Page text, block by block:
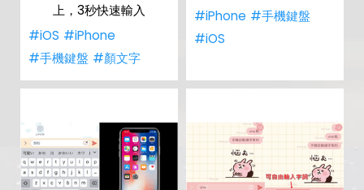
上，3秒快速輸入
#iOS #iPhone
#手機鍵盤 #顏文字
#iPhone #手機鍵盤
#iOS